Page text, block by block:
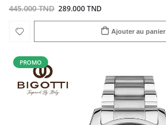
445.000 TND 289.000 TND
Ajouter au panier
PROMO